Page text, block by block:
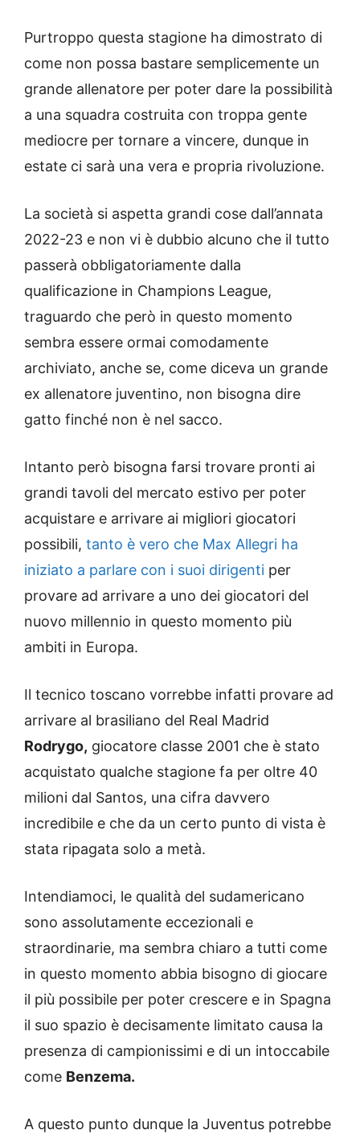
Purtroppo questa stagione ha dimostrato di
come non possa bastare semplicemente un
grande allenatore per poter dare la possibilità
a una squadra costruita con troppa gente
mediocre per tornare a vincere, dunque in
estate ci sarà una vera e propria rivoluzione.
La società si aspetta grandi cose dall’annata
2022-23 e non vi è dubbio alcuno che il tutto
passerà obbligatoriamente dalla
qualificazione in Champions League,
traguardo che però in questo momento
sembra essere ormai comodamente
archiviato, anche se, come diceva un grande
ex allenatore juventino, non bisogna dire
gatto finché non è nel sacco.
Intanto però bisogna farsi trovare pronti ai
grandi tavoli del mercato estivo per poter
acquistare e arrivare ai migliori giocatori
possibili, tanto è vero che Max Allegri ha
iniziato a parlare con i suoi dirigenti per
provare ad arrivare a uno dei giocatori del
nuovo millennio in questo momento più
ambiti in Europa.
Il tecnico toscano vorrebbe infatti provare ad
arrivare al brasiliano del Real Madrid
Rodrygo, giocatore classe 2001 che è stato
acquistato qualche stagione fa per oltre 40
milioni dal Santos, una cifra davvero
incredibile e che da un certo punto di vista è
stata ripagata solo a metà.
Intendiamoci, le qualità del sudamericano
sono assolutamente eccezionali e
straordinarie, ma sembra chiaro a tutti come
in questo momento abbia bisogno di giocare
il più possibile per poter crescere e in Spagna
il suo spazio è decisamente limitato causa la
presenza di campionissimi e di un intoccabile
come Benzema.
A questo punto dunque la Juventus potrebbe